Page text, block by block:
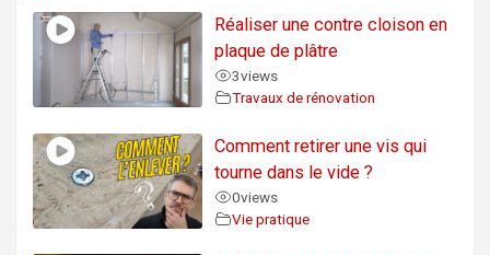
Réaliser une contre cloison en
plaque de plâtre
3views
Travaux de rénovation
Comment retirer une vis qui
tourne dans le vide ?
0views
Vie pratique